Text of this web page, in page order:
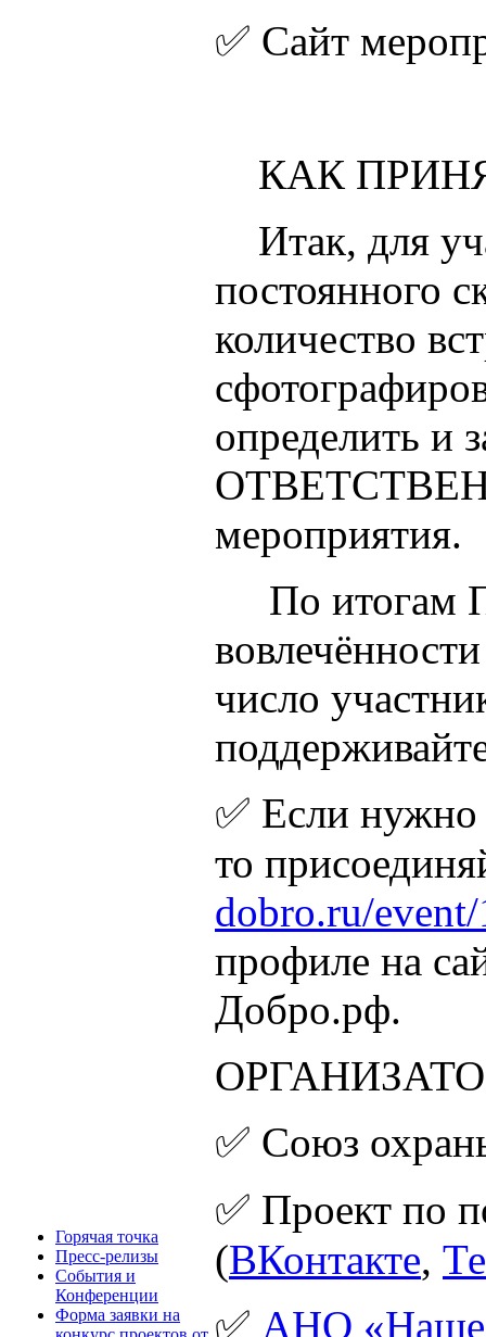
Горячая точка
Пресс-релизы
События и
Конференции
Форма заявки на
✅ Сайт
КАК
Итак, для
постоянного
количество
определить и
мероприятия.
По итогам
число
✅ Если
то
dobro.ru/
профиле на
Добро.рф.
✅ Союз
✅ Проект по
(ВКонтакте,
✅ АНО «Наше